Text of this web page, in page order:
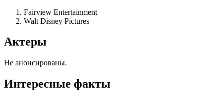
Fairview Entertainment
Walt Disney Pictures
Актеры
Не анонсированы.
Интересные факты